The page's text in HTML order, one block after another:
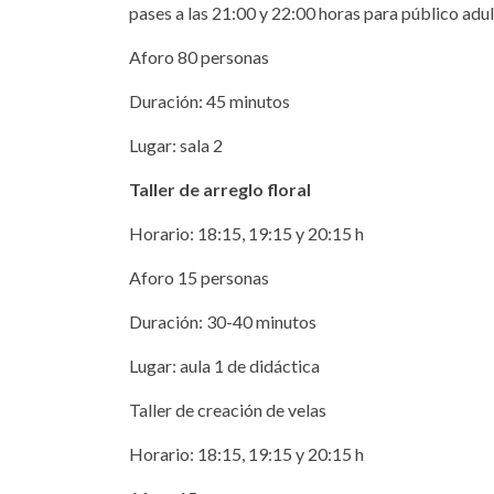
pases a las 21:00 y 22:00 horas para público
Aforo 80 personas
Duración: 45 minutos
Lugar: sala 2
Taller de arreglo floral
Horario: 18:15, 19:15 y 20:15 h
Aforo 15 personas
Duración: 30-40 minutos
Lugar: aula 1 de didáctica
Taller de creación de velas
Horario: 18:15, 19:15 y 20:15 h